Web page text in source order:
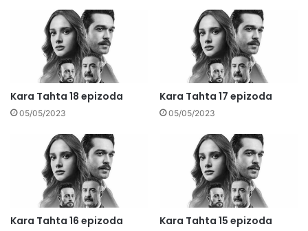
Kara Tahta 18 epizoda
05/05/2023
Kara Tahta 17 epizoda
05/05/2023
Kara Tahta 16 epizoda Kara Tahta 15 epizoda